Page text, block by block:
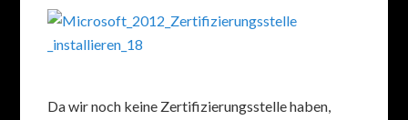
Da wir noch keine Zertifizierungsstelle haben,